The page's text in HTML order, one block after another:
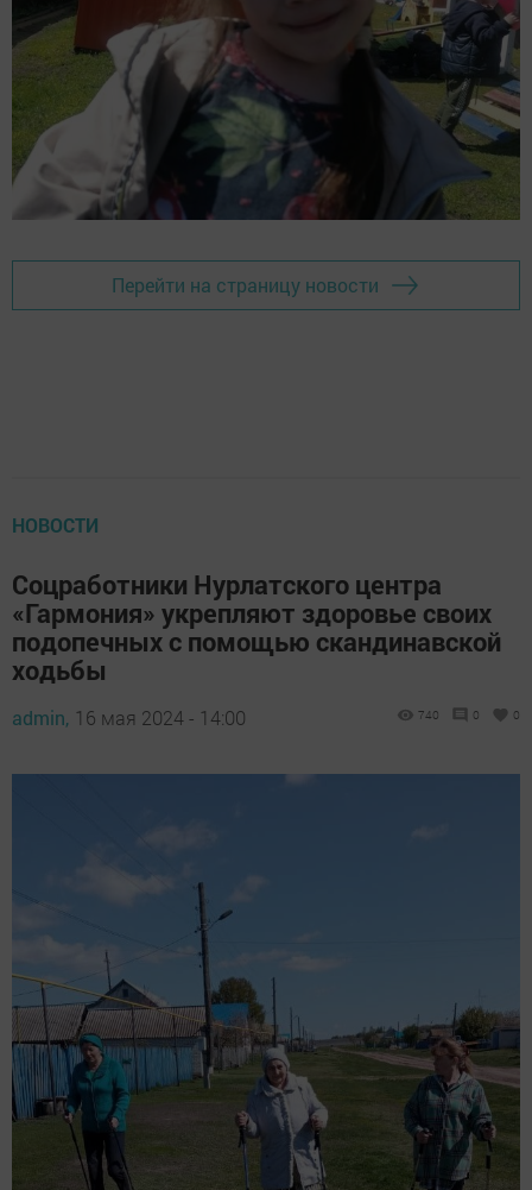
Перейти на страницу новости
НОВОСТИ
Соцработники Нурлатского центра
«Гармония» укрепляют здоровье своих
подопечных с помощью скандинавской
ходьбы
admin, 16 мая 2024 - 14:00 740 0 0